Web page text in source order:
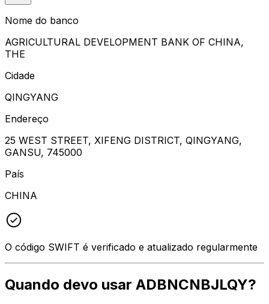
Nome do banco
AGRICULTURAL DEVELOPMENT BANK OF CHINA,
THE
Cidade
QINGYANG
Endereço
25 WEST STREET, XIFENG DISTRICT, QINGYANG,
GANSU, 745000
País
CHINA
O código SWIFT é verificado e atualizado regularmente
Quando devo usar ADBNCNBJLQY?